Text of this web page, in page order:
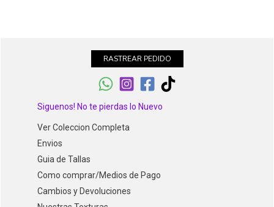
RASTREAR PEDIDO
Siguenos! No te pierdas lo Nuevo
Ver Coleccion Completa
Envios
Guia de Tallas
Como comprar/Medios de Pago
Cambios y Devoluciones